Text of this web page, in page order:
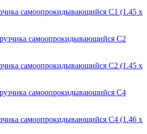
самоопрокидывающийся С1 (1.45 x
самоопрокидывающийся С2 (1.45 x
самоопрокидывающийся С4 (1.46 x